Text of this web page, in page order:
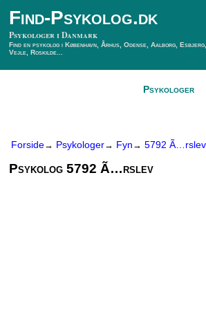
Find-Psykolog.dk
Psykologer i Danmark
Find en psykolog i København, Århus, Odense, Aalborg,
Vejle, Roskilde...
Psykologer
Forside→ Psykologer→ Fyn → 5792 Ã…rslev
Psykolog 5792 Ã…rslev